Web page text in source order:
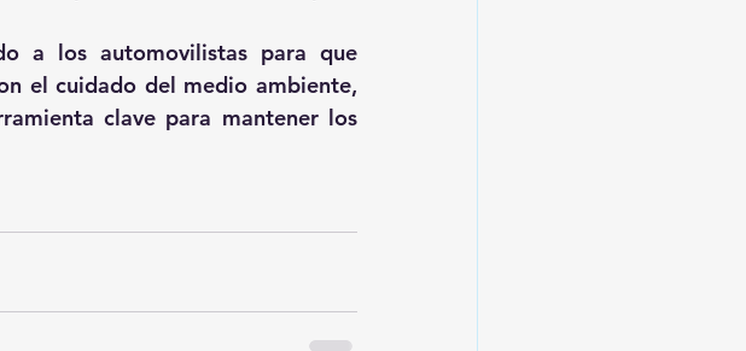
a los automovilistas para que
el cuidado del medio ambiente,
clave para mantener los